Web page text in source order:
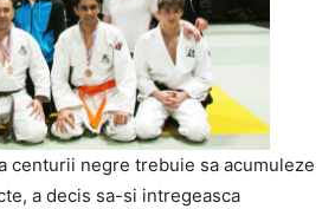
centurii negre trebuie sa acumuleze
a decis sa-si intregeasca